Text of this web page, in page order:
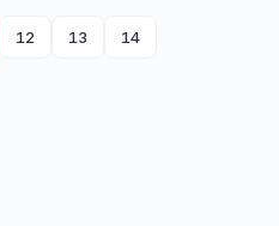
12 13 14